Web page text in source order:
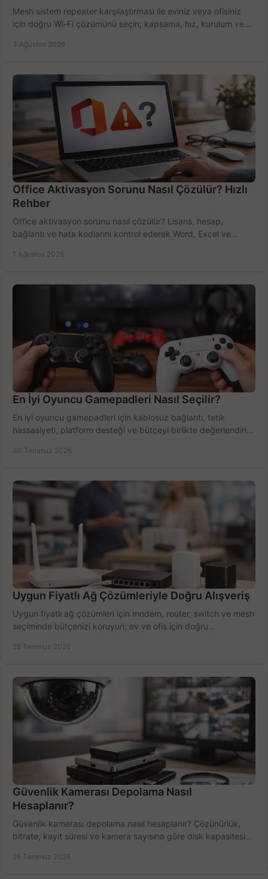
Mesh sistem repeater karşılaştırması ile eviniz veya ofisiniz
için doğru Wi-Fi çözümünü seçin; kapsama, hız, kurulum ve
3 Ağustos 2026
Office Aktivasyon Sorunu Nasıl Çözülür? Hızlı
Rehber
Office aktivasyon sorunu nasıl çözülür? Lisans, hesap,
bağlantı ve hata kodlarını kontrol ederek Word, Excel ve
1 Ağustos 2026
En İyi Oyuncu Gamepadleri Nasıl Seçilir?
En iyi oyuncu gamepadleri için kablosuz bağlantı, tetik
hassasiyeti, platform desteği ve bütçeyi birlikte değerlendirin;
30 Temmuz 2026
Uygun Fiyatlı Ağ Çözümleriyle Doğru Alışveriş
Uygun fiyatlı ağ çözümleri için modem, router, switch ve mesh
seçiminde bütçenizi koruyun; ev ve ofis için doğru
28 Temmuz 2026
Güvenlik Kamerası Depolama Nasıl
Hesaplanır?
Güvenlik kamerası depolama nasıl hesaplanır? Çözünürlük,
bitrate, kayıt süresi ve kamera sayısına göre disk kapasitesini
26 Temmuz 2026